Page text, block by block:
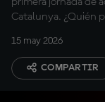
Catalunya. ¿Quién
15 may 2026
COMPARTIR